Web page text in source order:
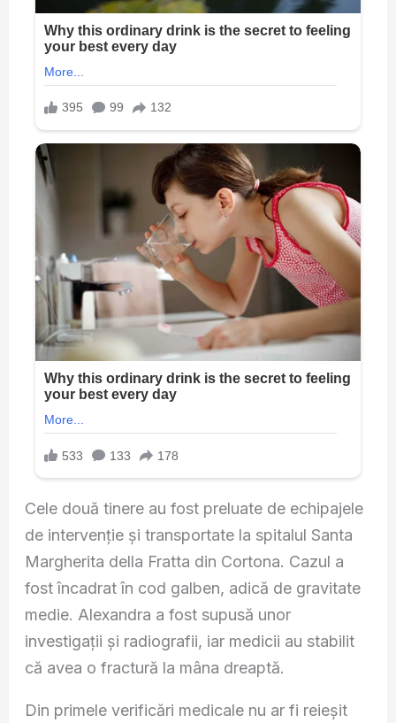
Cele două tinere au fost preluate de echipajele
de intervenție și transportate la spitalul Santa
Margherita della Fratta din Cortona. Cazul a
fost încadrat în cod galben, adică de gravitate
medie. Alexandra a fost supusă unor
investigații și radiografii, iar medicii au stabilit
că avea o fractură la mâna dreaptă.
Din primele verificări medicale nu ar fi reieșit